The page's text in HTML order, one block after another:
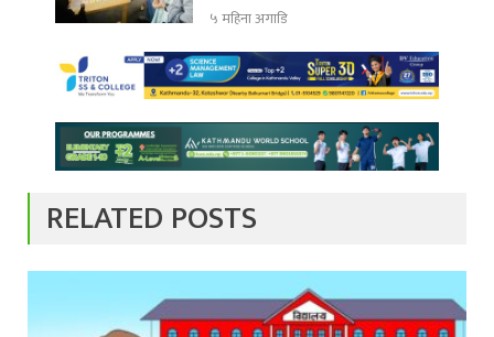
५ महिना अगाडि
RELATED POSTS